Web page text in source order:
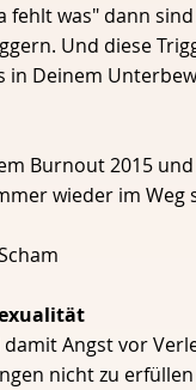
was" dann
Und diese
in Deinem
Burnout 2015
wieder im Weg
Angst vor
nicht zu erfüllen